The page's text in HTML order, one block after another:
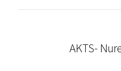
AKTS-